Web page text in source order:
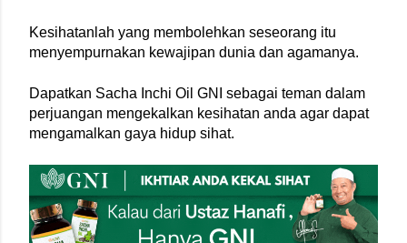
Kesihatanlah yang membolehkan seseorang itu
menyempurnakan kewajipan dunia dan agamanya.
Dapatkan Sacha Inchi Oil GNI sebagai teman dalam
perjuangan mengekalkan kesihatan anda agar dapat
mengamalkan gaya hidup sihat.